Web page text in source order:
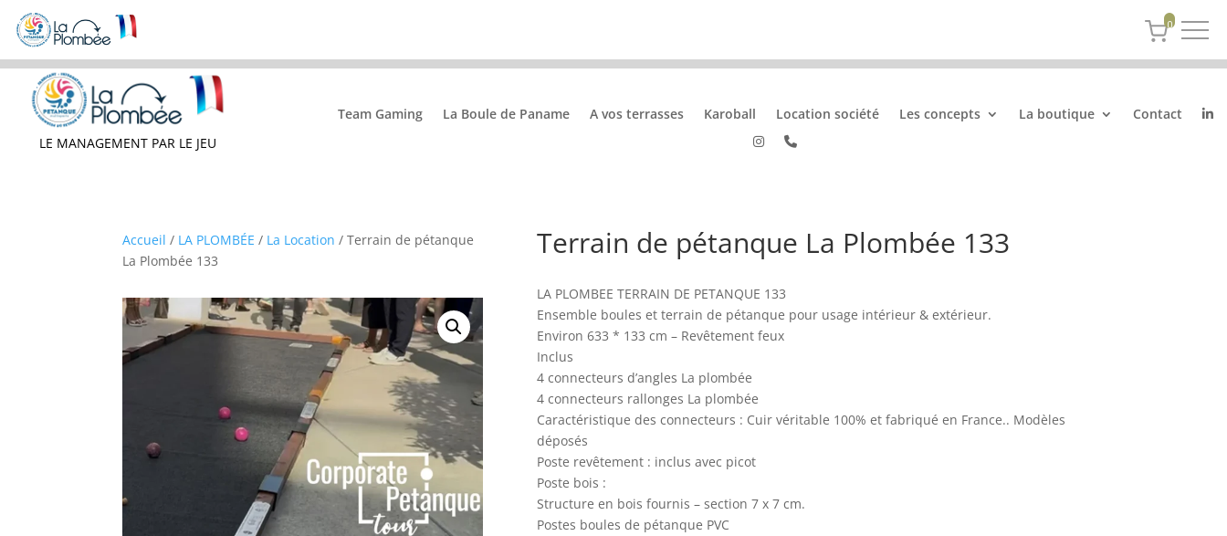
LE MANAGEMENT PAR LE JEU
Team Gaming La Boule de Paname A vos terrasses Karoball Location société Les concepts La boutique Contact
Accueil / LA PLOMBÉE / La Location / Terrain de pétanque
La Plombée 133
Terrain de pétanque La Plombée 133
LA PLOMBEE TERRAIN DE PETANQUE 133
Ensemble boules et terrain de pétanque pour usage intérieur & extérieur.
Environ 633 * 133 cm – Revêtement feux
Inclus
4 connecteurs d’angles La plombée
4 connecteurs rallonges La plombée
Caractéristique des connecteurs : Cuir véritable 100% et fabriqué en France.. Modèles
déposés
Poste revêtement : inclus avec picot
Poste bois :
Structure en bois fournis – section 7 x 7 cm.
Postes boules de pétanque PVC
0